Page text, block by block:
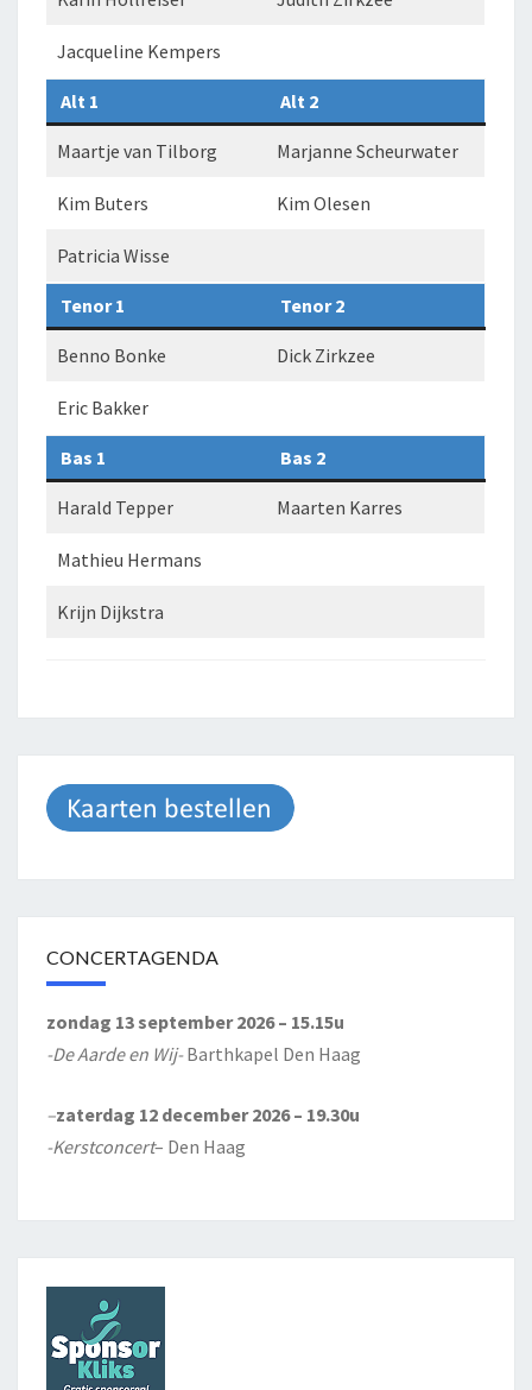
Jacqueline Kempers
Alt 1 Alt 2
Maartje van Tilborg Marjanne Scheurwater
Kim Buters Kim Olesen
Patricia Wisse
Tenor 1 Tenor 2
Benno Bonke Dick Zirkzee
Eric Bakker
Bas 1 Bas 2
Harald Tepper Maarten Karres
Mathieu Hermans
Krijn Dijkstra
CONCERTAGENDA
zondag 13 september 2026 – 15.15u
-De Aarde en Wij-Barthkapel Den Haag
–zaterdag 12 december 2026 – 19.30u
-Kerstconcert– Den Haag